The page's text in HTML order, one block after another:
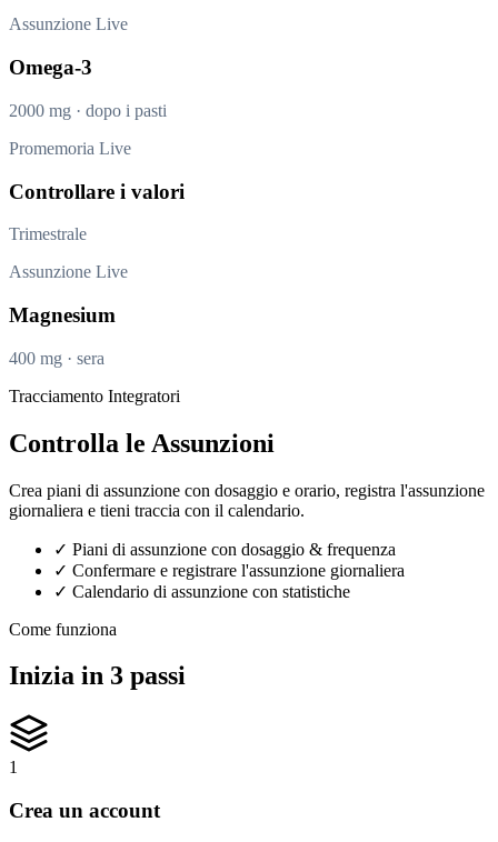
Assunzione Live
Omega-3
2000 mg · dopo i pasti
Promemoria Live
Controllare i valori
Trimestrale
Assunzione Live
Magnesium
400 mg · sera
Tracciamento Integratori
Controlla le Assunzioni
Crea piani di assunzione con dosaggio e orario, registra l'assunzione
giornaliera e tieni traccia con il calendario.
✓ Piani di assunzione con dosaggio & frequenza
✓ Confermare e registrare l'assunzione giornaliera
✓ Calendario di assunzione con statistiche
Come funziona
Inizia in 3 passi
1
Crea un account